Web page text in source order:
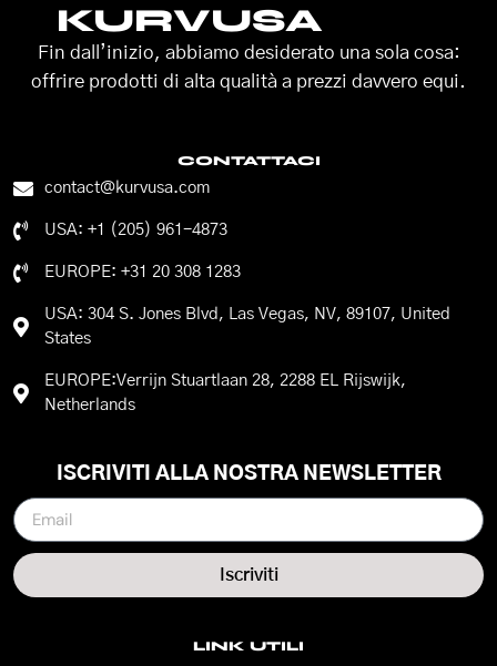
KURVUSA
Fin dall’inizio, abbiamo desiderato una sola cosa:
offrire prodotti di alta qualità a prezzi davvero equi.
CONTATTACI
contact@kurvusa.com
USA: +1 (205) 961-4873
EUROPE: +31 20 308 1283
USA: 304 S. Jones Blvd, Las Vegas, NV, 89107, United
States
EUROPE:Verrijn Stuartlaan 28, 2288 EL Rijswijk,
Netherlands
LINK UTILI
ISCRIVITI ALLA NOSTRA NEWSLETTER
Iscriviti